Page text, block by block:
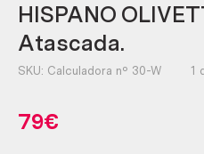
HISPANO
Atascada.
SKU: Calculadora nº 30-W 1
79€